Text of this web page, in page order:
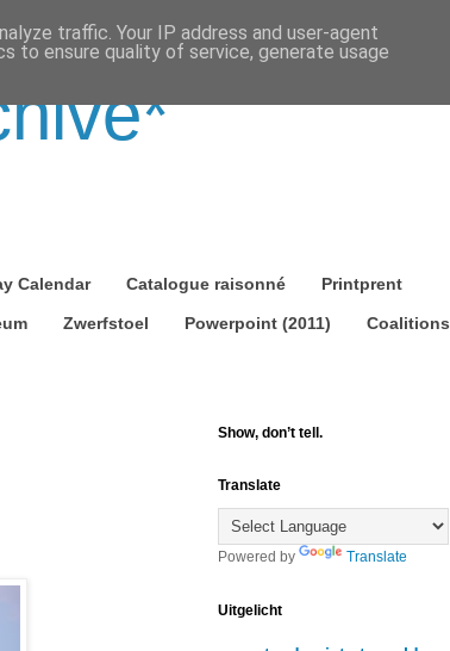
Calendar Catalogue raisonné Printprent
Zwerfstoel Powerpoint (2011) Coalitions
Show, don’t tell.
Translate
Powered by Translate
Uitgelicht
traffic. Your IP address and user-agent
to ensure quality of service, generate usage